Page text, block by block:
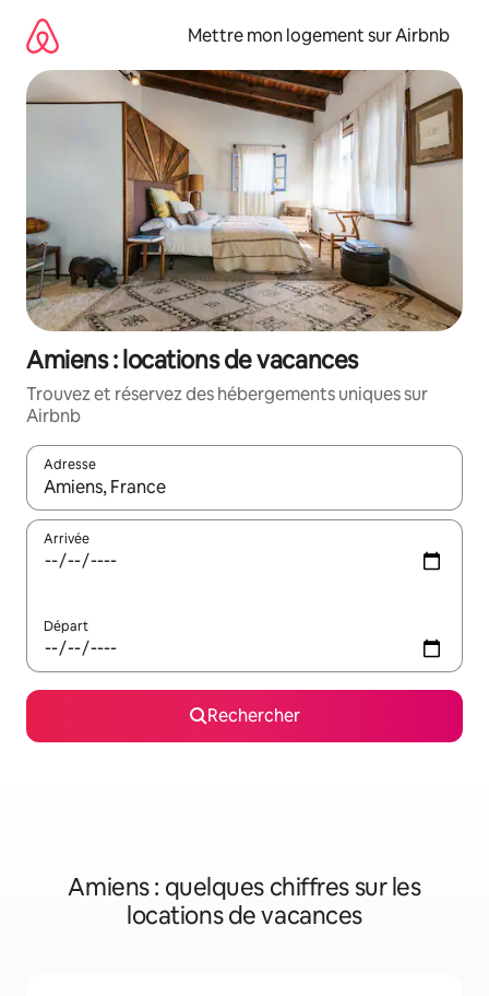
directement
contenu
Mettre mon logement sur Airbnb
Amiens : locations de vacances
Trouvez et réservez des hébergements uniques sur
Airbnb
Adresse
Lorsque les résultats s'affichent, utilisez les flèches vers le
Arrivée
Départ
Rechercher
Amiens : quelques chiffres sur les
locations de vacances